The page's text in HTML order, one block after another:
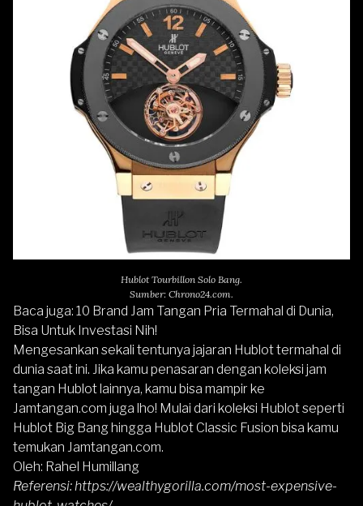
Hublot Tourbillon Solo Bang.
Sumber: Chrono24.com.
Baca juga: 10 Brand Jam Tangan Pria Termahal di Dunia,
Bisa Untuk Investasi Nih!
Mengesankan sekali tentunya jajaran Hublot termahal di
dunia saat ini. Jika kamu penasaran dengan koleksi jam
tangan Hublot lainnya, kamu bisa mampir ke
Jamtangan.com juga lho! Mulai dari koleksi Hublot seperti
Hublot Big Bang hingga Hublot Classic Fusion bisa kamu
temukan Jamtangan.com.
Oleh: Rahel Humillang
Referensi: https://wealthygorilla.com/most-expensive-